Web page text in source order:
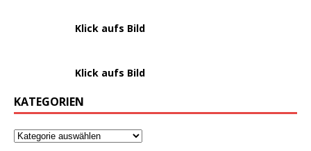
Klick aufs Bild
Klick aufs Bild
KATEGORIEN